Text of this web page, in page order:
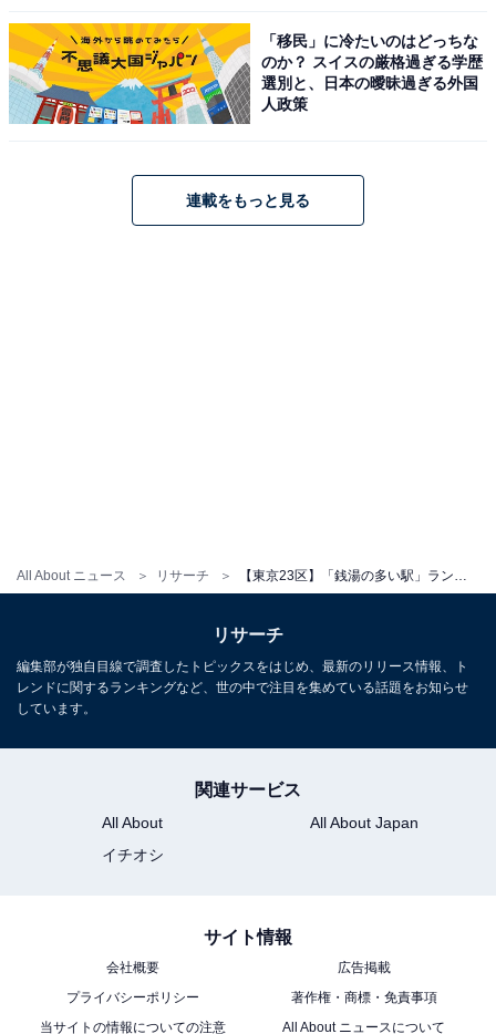
All About ニュース リサーチ
「移民」に冷たいのはどっちな
のか？ スイスの厳格過ぎる学歴
選別と、日本の曖昧過ぎる外国
人政策
連載をもっと見る
リサーチ
編集部が独自目線で調査したトピックスをはじめ、最新のリリース情報、ト
レンドに関するランキングなど、世の中で注目を集めている話題をお知らせ
しています。
関連サービス
All About
All About Japan
イチオシ
サイト情報
会社概要
広告掲載
プライバシーポリシー
著作権・商標・免責事項
当サイトの情報についての注意
All About ニュースについて